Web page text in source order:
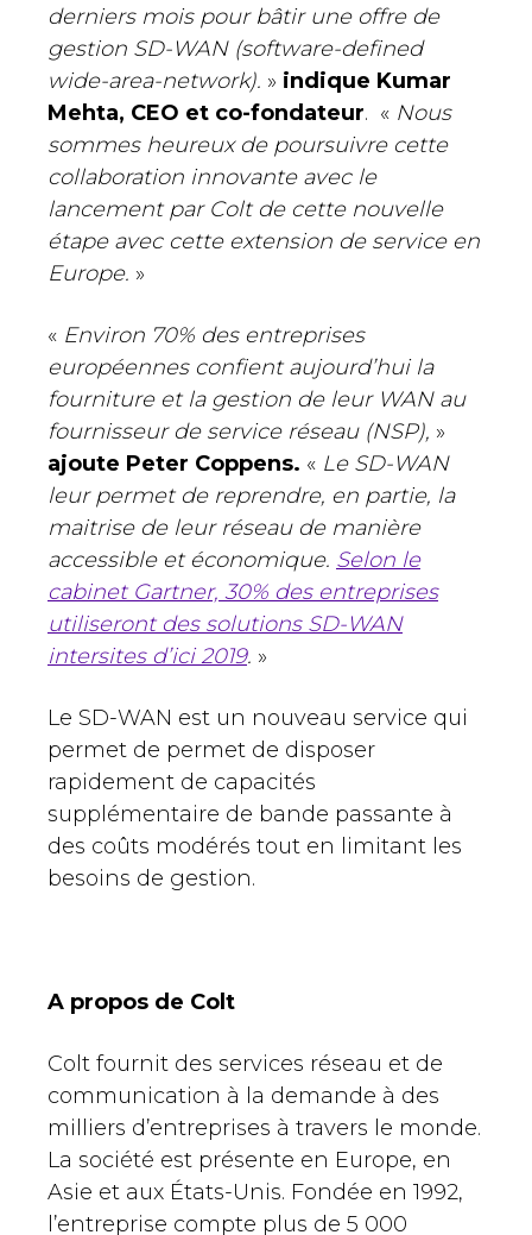
derniers mois pour bâtir une offre de
gestion SD-WAN (software-defined
wide-area-network). » indique Kumar
Mehta, CEO et co-fondateur. « Nous
sommes heureux de poursuivre cette
collaboration innovante avec le
lancement par Colt de cette nouvelle
étape avec cette extension de service en
Europe. »
« Environ 70% des entreprises
européennes confient aujourd’hui la
fourniture et la gestion de leur WAN au
fournisseur de service réseau (NSP), »
ajoute Peter Coppens. « Le SD-WAN
leur permet de reprendre, en partie, la
maitrise de leur réseau de manière
accessible et économique. Selon le
cabinet Gartner, 30% des entreprises
utiliseront des solutions SD-WAN
intersites d’ici 2019. »
Le SD-WAN est un nouveau service qui
permet de permet de disposer
rapidement de capacités
supplémentaire de bande passante à
des coûts modérés tout en limitant les
besoins de gestion.
A propos de Colt
Colt fournit des services réseau et de
communication à la demande à des
milliers d’entreprises à travers le monde.
La société est présente en Europe, en
Asie et aux États-Unis. Fondée en 1992,
l’entreprise compte plus de 5 000